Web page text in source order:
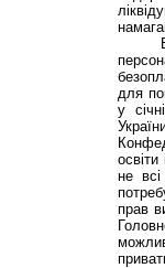
для
у
не
прав